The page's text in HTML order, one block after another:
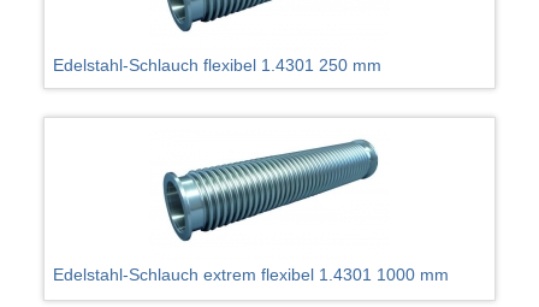
Edelstahl-Schlauch flexibel 1.4301 250 mm
Edelstahl-Schlauch extrem flexibel 1.4301 1000 mm